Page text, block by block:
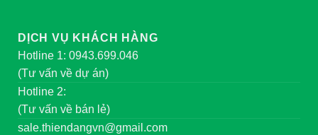
DỊCH VỤ KHÁCH HÀNG
Hotline 1: 0943.699.046
(Tư vấn về dự án)
Hotline 2:
(Tư vấn về bán lẻ)
sale.thiendangvn@gmail.com